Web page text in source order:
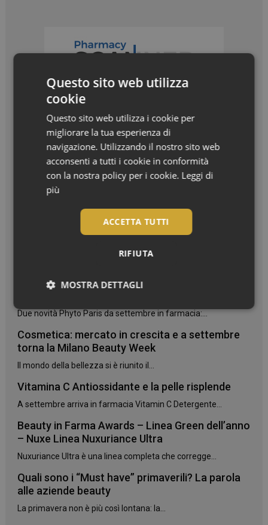
I più letti
Bentornato, settembre! La nuova stagione in
7 oli botanici per trasformare i capelli
Due novità Phyto Paris da settembre in farmacia:...
Cosmetica: mercato in crescita e a settembre
torna la Milano Beauty Week
Il mondo della bellezza si è riunito il...
Vitamina C Antiossidante e la pelle risplende
A settembre arriva in farmacia Vitamin C Detergente...
Beauty in Farma Awards – Linea Green dell’anno
– Nuxe Linea Nuxuriance Ultra
Nuxuriance Ultra è una linea completa che corregge...
Quali sono i “Must have” primaverili? La parola
alle aziende beauty
La primavera non è più così lontana: la...
Questo sito web utilizza
cookie
Questo sito web utilizza i cookie per
migliorare la tua esperienza di
navigazione. Utilizzando il nostro sito web
acconsenti a tutti i cookie in conformità
con la nostra policy per i cookie. Leggi di
più
ACCETTA TUTTI
RIFIUTA
MOSTRA DETTAGLI
Necessari
sito web abilitandone funzionalità di base quali la
navigazione sulle pagine e l'accesso alle aree
protette del sito. Il sito web non è in grado di
funzionare correttamente senza questi cookie.
NOME
FORNITORE DOMINIO
SCADENZA
PHPSESSID